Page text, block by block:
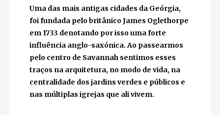
Uma das mais antigas cidades da Geórgia,
foi fundada pelo britânico James
Oglethorpe em 1733 denotando por isso
uma forte influência anglo-saxónica. Ao
passearmos pelo centro de Savannah
sentimos esses traços na arquitetura, no
modo de vida, na centralidade dos jardins
verdes e públicos e nas múltiplas igrejas